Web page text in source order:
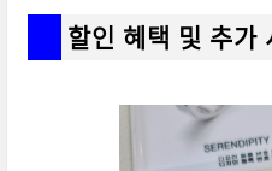
할인 혜택 및 추가